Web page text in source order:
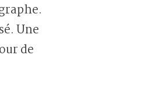
Une
de